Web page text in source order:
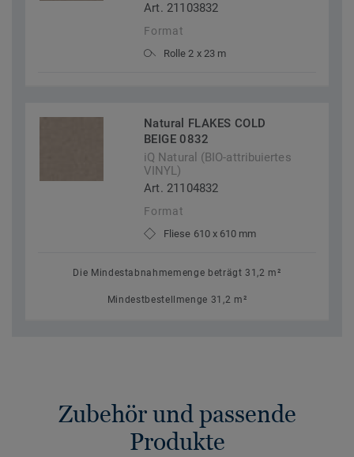
Art. 21103832
Format
Rolle 2 x 23 m
Natural FLAKES COLD
BEIGE 0832
iQ Natural (BIO-attribuiertes
VINYL)
Art. 21104832
Format
Fliese 610 x 610 mm
Die Mindestabnahmemenge beträgt 31,2 m²
Mindestbestellmenge 31,2 m²
Zubehör und passende
Produkte